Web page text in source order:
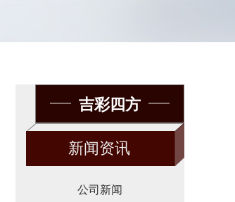
吉彩四方
新闻资讯
公司新闻